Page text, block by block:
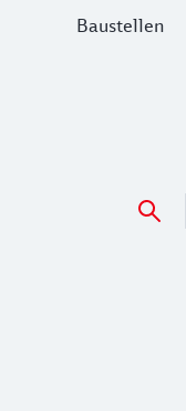
Baustellen